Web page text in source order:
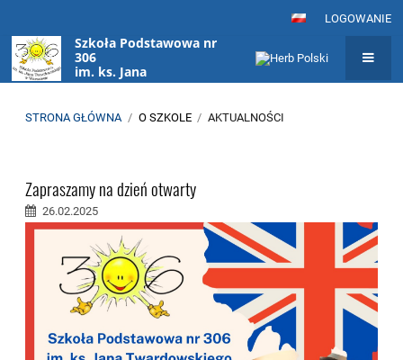
LOGOWANIE
Szkoła Podstawowa nr
306
im. ks. Jana
Twardowskiego
STRONA GŁÓWNA / O SZKOLE / AKTUALNOŚCI
Zapraszamy na dzień otwarty
26.02.2025